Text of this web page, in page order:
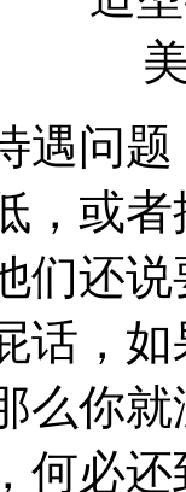
问题
，或
们还
话，
么你
何必